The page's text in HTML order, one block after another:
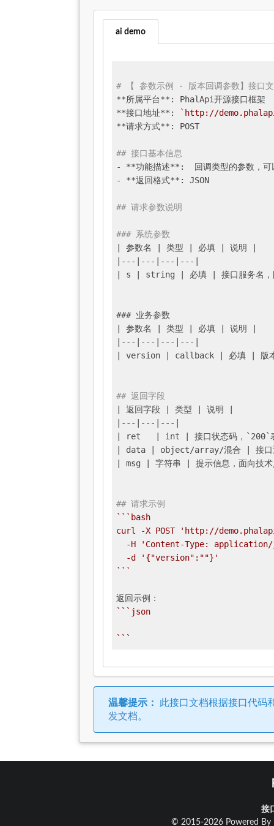
ai demo
# 【 参数示例 - 版本回调参数】接口
**所属平台**: PhalApi开源接口框架
**接口地址**:
`http://
**请求方式**: POST
## 接口基本信息
- **功能描述**:  回调类型的参数，可
- **返回格式**: JSON
## 请求参数说明
### 系统参数
| 参数名 |
类型 | 必填 | 说明
--- |---| --- |---|
| s |
string | 必填 | 接口服务名
### 业务参数
参数名 | 类型 | 必填
| 说明 |
|---|
--- |---| ---
version | callback | 必填 | 版
## 返回字段
| 返回字段 |
类型
| 说明 |
|---|
--- |---|
int
| 接口状态码，`200`
| data |
object/array/混合
| 接
| msg |
字符串 | 提示信息，面向技
## 请求示例
`` `bash
curl -X POST 'http://
-H 'Content-Type:
  -d '{"version":""}'
` ``
`` `json
` ``
温馨提示：
此接口文档根据接口代码
发文档。
接
© 2015-2026 Powered By